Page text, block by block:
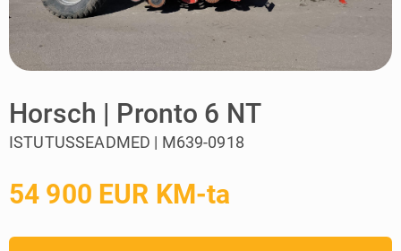
Horsch | Pronto 6 NT
ISTUTUSSEADMED | M639-0918
54 900 EUR KM-ta